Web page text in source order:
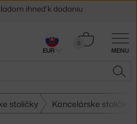
MENU
0
Košík
stoličky Kancelárske stoličky
tovaru
EUR